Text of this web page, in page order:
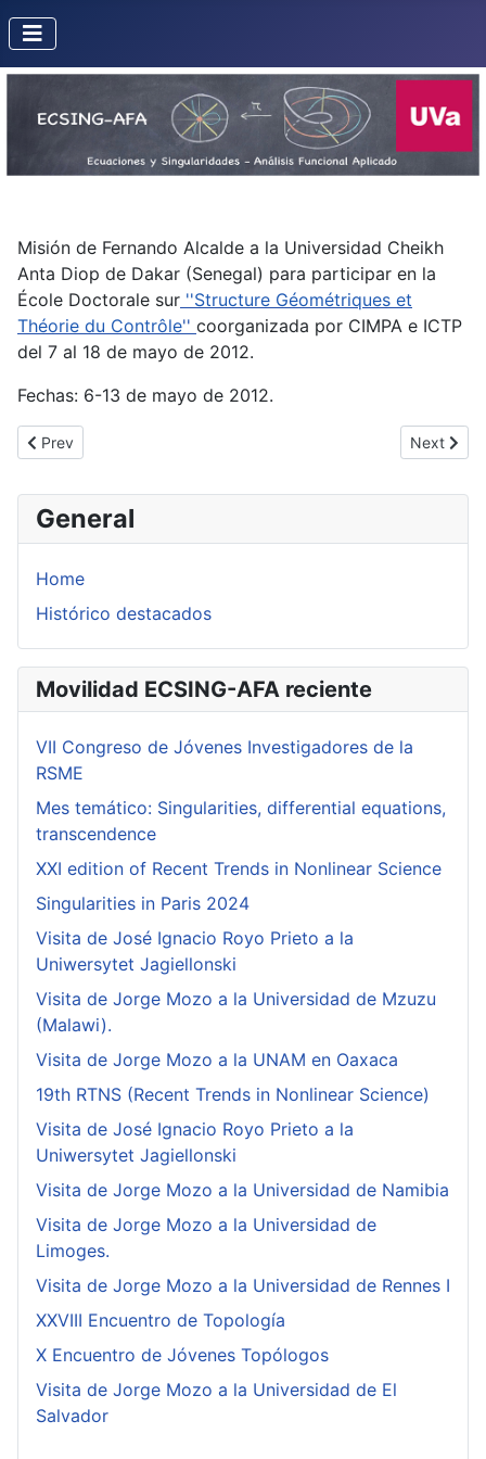
General
Home
Histórico destacados
Movilidad ECSING-AFA reciente
VII Congreso de Jóvenes Investigadores de la
RSME
Mes temático: Singularities, differential equations,
transcendence
XXI edition of Recent Trends in Nonlinear Science
Singularities in Paris 2024
Visita de José Ignacio Royo Prieto a la
Uniwersytet Jagiellonski
Visita de Jorge Mozo a la Universidad de Mzuzu
(Malawi).
Visita de Jorge Mozo a la UNAM en Oaxaca
19th RTNS (Recent Trends in Nonlinear Science)
Visita de José Ignacio Royo Prieto a la
Uniwersytet Jagiellonski
Visita de Jorge Mozo a la Universidad de Namibia
Visita de Jorge Mozo a la Universidad de
Limoges.
Visita de Jorge Mozo a la Universidad de Rennes I
XXVIII Encuentro de Topología
X Encuentro de Jóvenes Topólogos
Visita de Jorge Mozo a la Universidad de El
Salvador
Misión de Fernando Alcalde a la Universidad Cheikh
Anta Diop de Dakar (Senegal) para participar en la
École Doctorale sur ''Structure Géométriques et
Théorie du Contrôle'' coorganizada por CIMPA e ICTP
del 7 al 18 de mayo de 2012.
Fechas: 6-13 de mayo de 2012.
Previous article: Misión de José Ignacio Royo Prieto al CRM
Prev Next
Next